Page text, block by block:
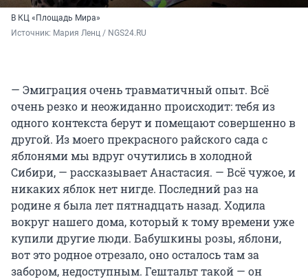
В КЦ «Площадь Мира»
Источник: Мария Ленц / NGS24.RU
— Эмиграция очень травматичный опыт. Всё
очень резко и неожиданно происходит: тебя из
одного контекста берут и помещают совершенно в
другой. Из моего прекрасного райского сада с
яблонями мы вдруг очутились в холодной
Сибири, — рассказывает Анастасия. — Всё чужое, и
никаких яблок нет нигде. Последний раз на
родине я была лет пятнадцать назад. Ходила
вокруг нашего дома, который к тому времени уже
купили другие люди. Бабушкины розы, яблони,
вот это родное отрезало, оно осталось там за
забором, недоступным. Гештальт такой — он